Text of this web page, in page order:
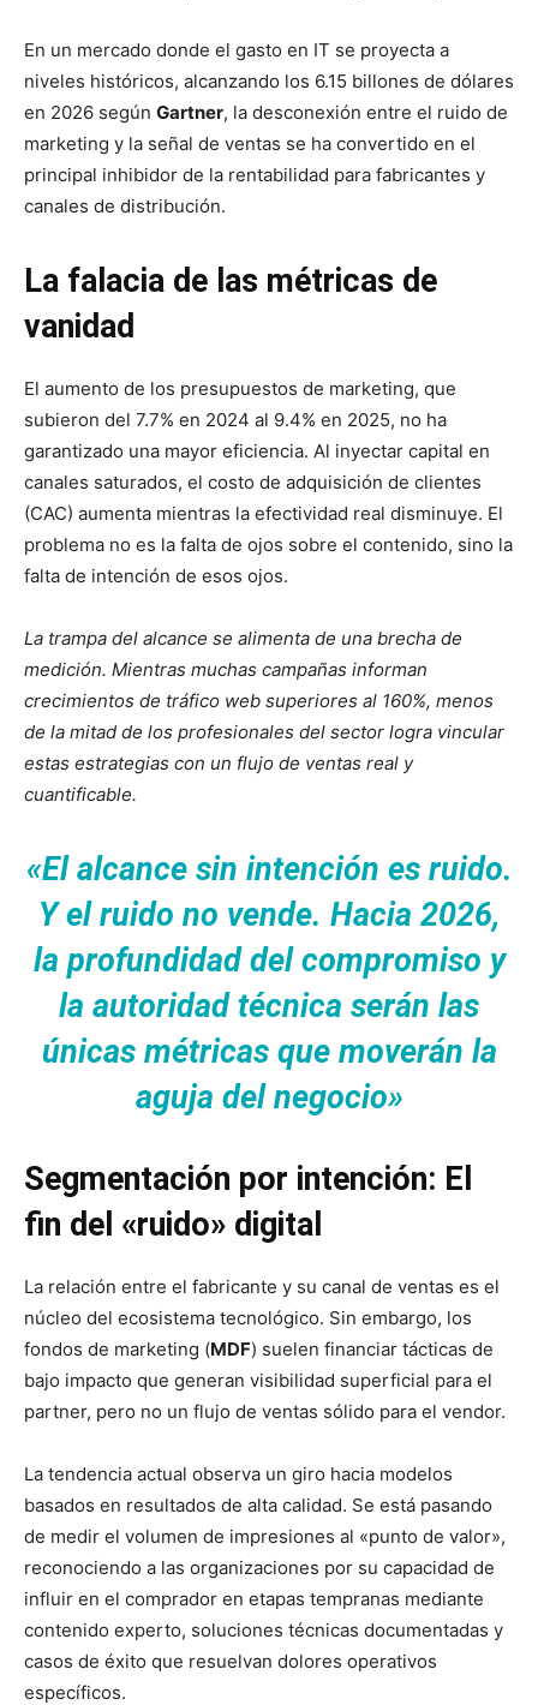
En un mercado donde el gasto en IT se proyecta a
niveles históricos, alcanzando los 6.15 billones de dólares
en 2026 según Gartner, la desconexión entre el ruido de
marketing y la señal de ventas se ha convertido en el
principal inhibidor de la rentabilidad para fabricantes y
canales de distribución.
La falacia de las métricas de
vanidad
El aumento de los presupuestos de marketing, que
subieron del 7.7% en 2024 al 9.4% en 2025, no ha
garantizado una mayor eficiencia. Al inyectar capital en
canales saturados, el costo de adquisición de clientes
(CAC) aumenta mientras la efectividad real disminuye. El
problema no es la falta de ojos sobre el contenido, sino la
falta de intención de esos ojos.
La trampa del alcance se alimenta de una brecha de
medición. Mientras muchas campañas informan
crecimientos de tráfico web superiores al 160%, menos
de la mitad de los profesionales del sector logra vincular
estas estrategias con un flujo de ventas real y
cuantificable.
«El alcance sin intención es ruido.
Y el ruido no vende. Hacia 2026,
la profundidad del compromiso y
la autoridad técnica serán las
únicas métricas que moverán la
aguja del negocio»
Segmentación por intención: El
fin del «ruido» digital
La relación entre el fabricante y su canal de ventas es el
núcleo del ecosistema tecnológico. Sin embargo, los
fondos de marketing (MDF) suelen financiar tácticas de
bajo impacto que generan visibilidad superficial para el
partner, pero no un flujo de ventas sólido para el vendor.
La tendencia actual observa un giro hacia modelos
basados en resultados de alta calidad. Se está pasando
de medir el volumen de impresiones al «punto de valor»,
reconociendo a las organizaciones por su capacidad de
influir en el comprador en etapas tempranas mediante
contenido experto, soluciones técnicas documentadas y
casos de éxito que resuelvan dolores operativos
específicos.